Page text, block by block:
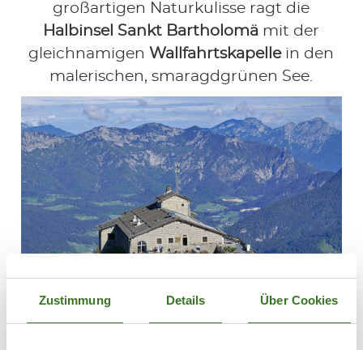
Zustimmung Details Über Cookies
großartigen Naturkulisse ragt die
Halbinsel Sankt Bartholomä mit der
gleichnamigen Wallfahrtskapellein den
malerischen, smaragdgrünen See.